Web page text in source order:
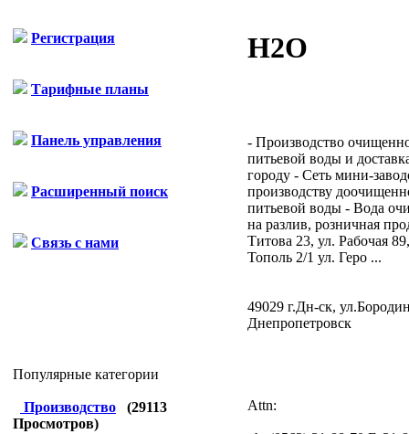
Регистрация
Тарифные планы
Панель управления
Расширенный поиск
Связь с нами
Популярные категории
Производство (29113
Просмотров)
Н2О
- Производство
питьевой воды и
городу - Сеть мини-
производству
питьевой воды - Вода
на разлив, розничная
Титова 23, ул. Рабочая
Тополь 2/1 ул. Геро ...
49029 г.Дн-ск,
Днепропетровск
Attn: